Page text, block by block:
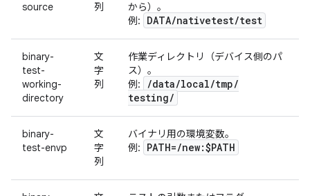
source
列
から）。
例:
DATA/nativetest/test
binary-
test-
working-
directory
文
字
列
作業ディレクトリ（デバイス側のパ
ス）。
例:
/data/local/tmp/
testing/
binary-
test-envp
文
字
列
バイナリ用の環境変数。
例:
PATH=/new:$PATH